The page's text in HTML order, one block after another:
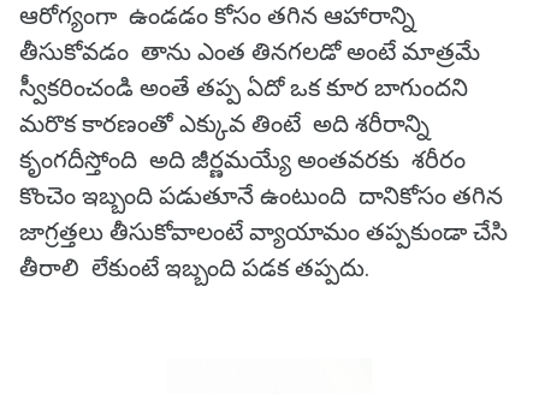
ఆరోగ్యంగా ఉండడం కోసం తగిన ఆహారాన్ని
తీసుకోవడం తాను ఎంత తినగలడో అంటే మాత్రమే
స్వీకరించండి అంతే తప్ప ఏదో ఒక కూర బాగుందని
మరొక కారణంతో ఎక్కువ తింటే అది శరీరాన్ని
కృంగదీస్తోంది అది జీర్ణమయ్యే అంతవరకు శరీరం
కొంచెం ఇబ్బంది పడుతూనే ఉంటుంది దానికోసం తగిన
జాగ్రత్తలు తీసుకోవాలంటే వ్యాయామం తప్పకుండా చేసి
తీరాలి లేకుంటే ఇబ్బంది పడక తప్పదు.